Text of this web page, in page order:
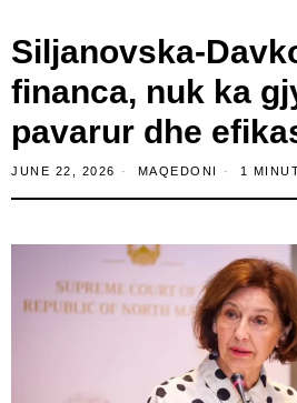
Siljanovska-
financa, nuk ka
pavarur dhe
JUNE 22, 2026 MAQEDONI 1